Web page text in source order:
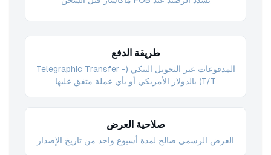
طريقة الدفع
المدفوعات عبر التحويل البنكي (Telegraphic Transfer -
T/T) بالدولار الأمريكي أو بأي عملة متفق عليها
صلاحية العرض
العرض الرسمي صالح لمدة أسبوع واحد من تاريخ الإصدار